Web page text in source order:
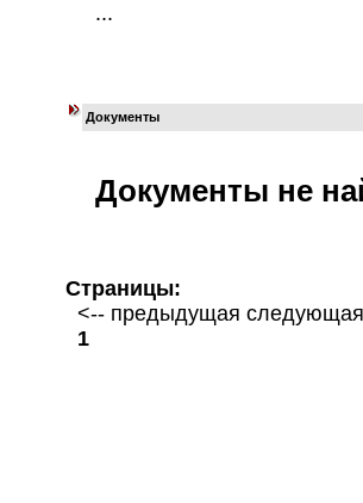
...
Документы
Документы не
Страницы:
<-- предыдущая
1